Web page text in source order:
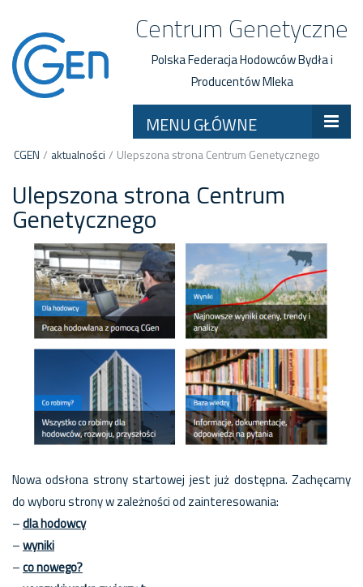
Centrum Genetyczne
Polska Federacja Hodowców Bydła i
Producentów Mleka
MENU GŁÓWNE
CGEN / aktualności / Ulepszona strona Centrum Genetycznego
Ulepszona strona Centrum
Genetycznego
Nowa odsłona strony startowej jest już dostępna. Zachęcamy
do wyboru strony w zależności od zainteresowania:
–dla hodowcy
–wyniki
–co nowego?